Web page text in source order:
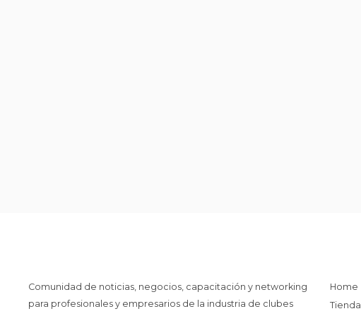
Comunidad de noticias, negocios, capacitación y networking
para profesionales y empresarios de la industria de clubes
Home
Tienda